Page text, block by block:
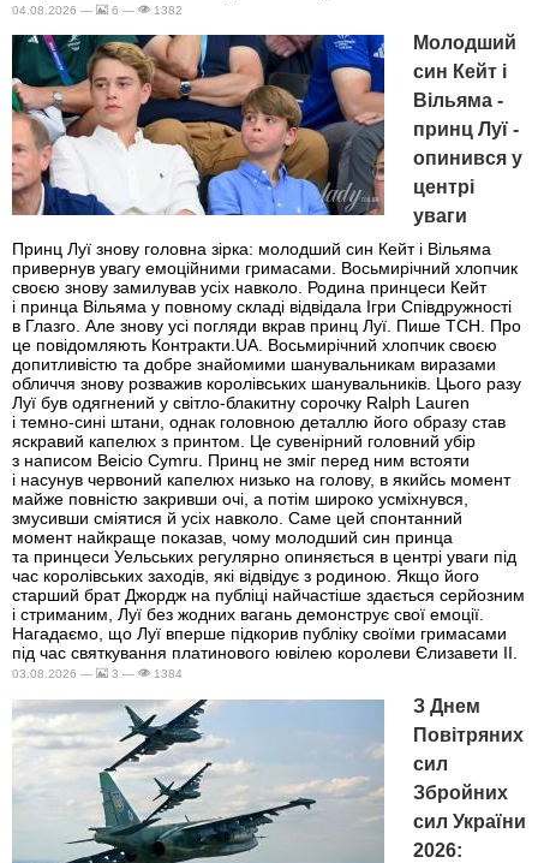
04.08.2026 — 6 — 1382
Молодший
син Кейт і
Вільяма -
принц Луї -
опинився у
центрі
уваги
Принц Луї знову головна зірка: молодший син Кейт і Вільяма
привернув увагу емоційними гримасами. Восьмирічний хлопчик
своєю знову замилував усіх навколо. Родина принцеси Кейт
і принца Вільяма у повному складі відвідала Ігри Співдружності
в Глазго. Але знову усі погляди вкрав принц Луї. Пише ТСН. Про
це повідомляють Контракти.UA. Восьмирічний хлопчик своєю
допитливістю та добре знайомими шанувальникам виразами
обличчя знову розважив королівських шанувальників. Цього разу
Луї був одягнений у світло-блакитну сорочку Ralph Lauren
і темно-сині штани, однак головною деталлю його образу став
яскравий капелюх з принтом. Це сувенірний головний убір
з написом Beicio Cymru. Принц не зміг перед ним встояти
і насунув червоний капелюх низько на голову, в якийсь момент
майже повністю закривши очі, а потім широко усміхнувся,
змусивши сміятися й усіх навколо. Саме цей спонтанний
момент найкраще показав, чому молодший син принца
та принцеси Уельських регулярно опиняється в центрі уваги під
час королівських заходів, які відвідує з родиною. Якщо його
старший брат Джордж на публіці найчастіше здається серйозним
і стриманим, Луї без жодних вагань демонструє свої емоції.
Нагадаємо, що Луї вперше підкорив публіку своїми гримасами
під час святкування платинового ювілею королеви Єлизавети II.
03.08.2026 — 3 — 1384
З Днем
Повітряних
сил
Збройних
сил України
2026: